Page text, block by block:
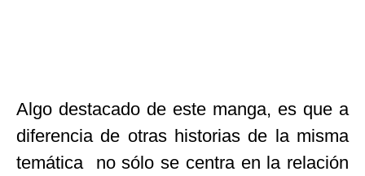
Algo destacado de este manga, es que a
diferencia de otras historias de la misma
temática no sólo se centra en la relación